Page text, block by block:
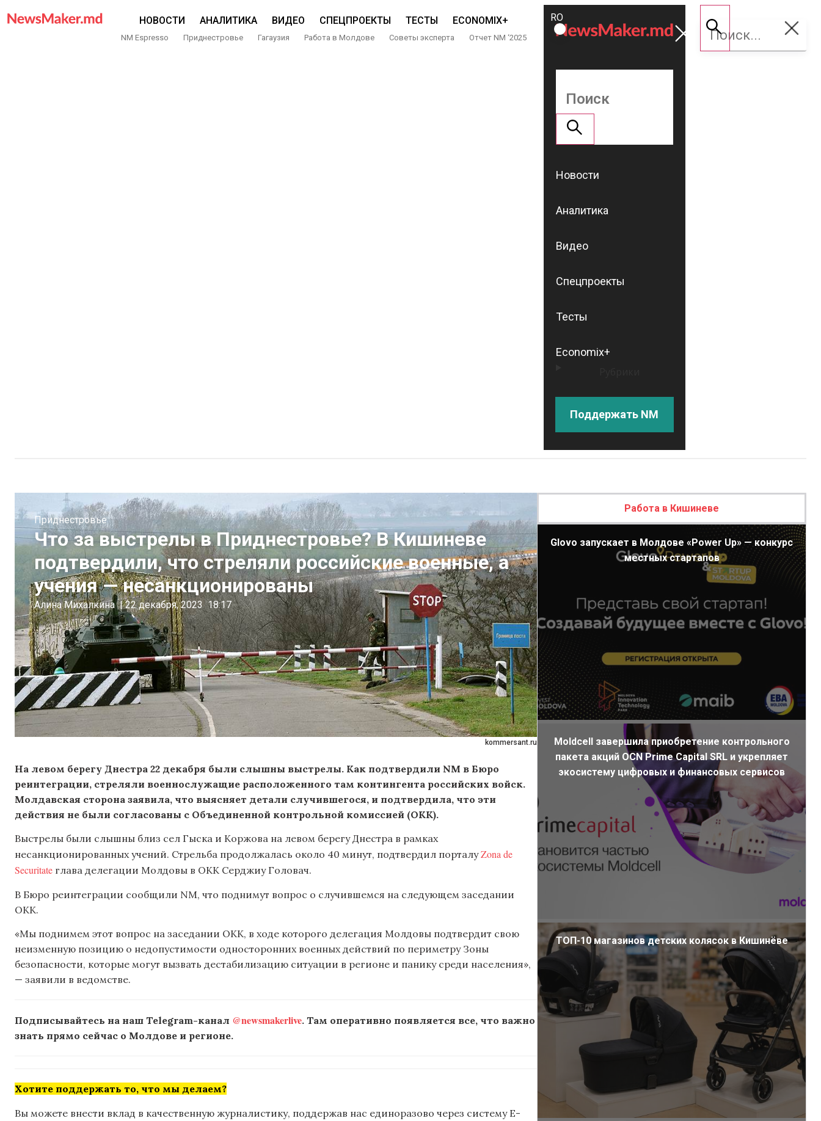
НОВОСТИ АНАЛИТИКА ВИДЕО СПЕЦПРОЕКТЫ ТЕСТЫ ECONOMIX+
NM Espresso Приднестровье Гагаузия Работа в Молдове Советы эксперта Отчет NM ‘2025
ROMÂNĂ
RU
Поддержать
NM
Новости
Аналитика
Видео
Спецпроекты
Тесты
Economix+
Поддержать NM
kommersant.ru
Приднестровье
Что за выстрелы в Приднестровье? В Кишиневе
подтвердили, что стреляли российские военные, а
учения — несанкционированы
Алина Михалкина | 22 декабря, 2023 18:17
На левом берегу Днестра 22 декабря были слышны выстрелы. Как подтвердили NM в Бюро
реинтеграции, стреляли военнослужащие расположенного там контингента российских войск.
Молдавская сторона заявила, что выясняет детали случившегося, и подтвердила, что эти
действия не были согласованы с Объединенной контрольной комиссией (ОКК).
Выстрелы были слышны близ сел Гыска и Коржова на левом берегу Днестра в рамках
несанкционированных учений. Стрельба продолжалась около 40 минут, подтвердил порталуZona de
Securitate глава делегации Молдовы в ОКК Серджиу Головач.
В Бюро реинтеграции сообщили NM, что поднимут вопрос о случившемся на следующем заседании
ОКК.
«Мы поднимем этот вопрос на заседании ОКК, в ходе которого делегация Молдовы подтвердит свою
неизменную позицию о недопустимости односторонних военных действий по периметру Зоны
безопасности, которые могут вызвать дестабилизацию ситуации в регионе и панику среди населения»,
— заявили в ведомстве.
Подписывайтесь на наш Telegram-канал @newsmakerlive. Там оперативно появляется все, что важно
знать прямо сейчас о Молдове и регионе.
Хотите поддержать то, что мы делаем?
Вы можете внести вклад в качественную журналистику, поддержав нас единоразово через систему E-
Работа в Кишиневе
Glovo запускает в Молдове «Power Up» — конкурс
местных стартапов
Moldcell завершила приобретение контрольного
пакета акций OCN Prime Capital SRL и укрепляет
экосистему цифровых и финансовых сервисов
ТОП-10 магазинов детских колясок в Кишинёве